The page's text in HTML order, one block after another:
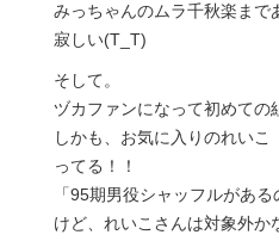
みっちゃんのムラ千秋楽まで
寂しい(T_T)
そして。
ヅカファンになって初めての
しかも、お気に入りのれいこ
ってる！！
「95期男役シャッフルがあ
けど、れいこさんは対象外か